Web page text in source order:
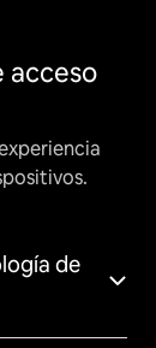
acceso
de